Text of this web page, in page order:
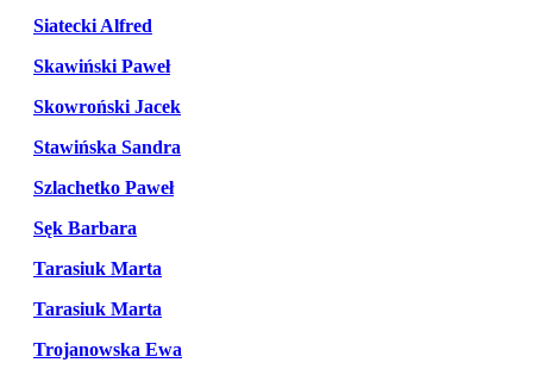
Siatecki Alfred
Skawiński Paweł
Skowroński Jacek
Stawińska Sandra
Szlachetko Paweł
Sęk Barbara
Tarasiuk Marta
Tarasiuk Marta
Trojanowska Ewa